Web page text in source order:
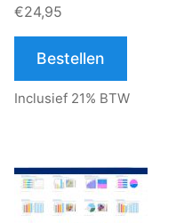
€24,95
Bestellen
Inclusief 21% BTW